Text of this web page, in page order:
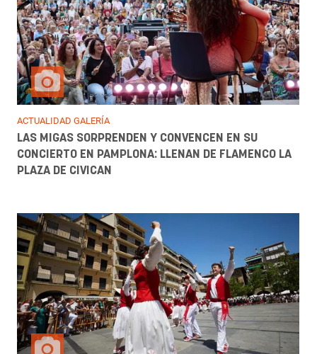
ACTUALIDAD GALERÍA
LAS MIGAS SORPRENDEN Y CONVENCEN EN SU
CONCIERTO EN PAMPLONA: LLENAN DE FLAMENCO LA
PLAZA DE CIVICAN